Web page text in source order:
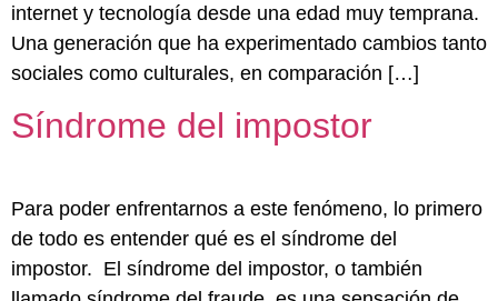
internet y tecnología desde una edad muy temprana.
Una generación que ha experimentado cambios tanto
sociales como culturales, en comparación […]
Síndrome del impostor
Para poder enfrentarnos a este fenómeno, lo primero
de todo es entender qué es el síndrome del
impostor. El síndrome del impostor, o también